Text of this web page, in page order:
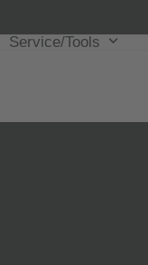
Service/Tools